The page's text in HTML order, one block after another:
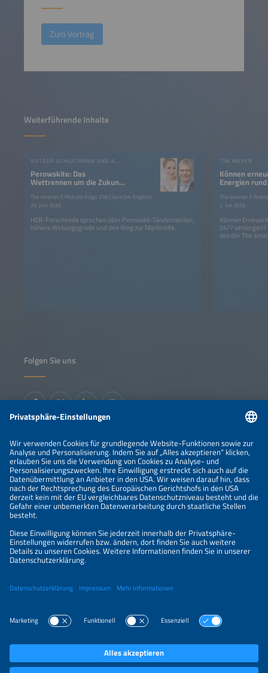
Zum Vortrag
Weiterführende Inhalte
RUTGER SCHLATMANN UND ANGELIKA HARTER
Perowskite: Das
Wettrennen um die Zukunft
The smarter E Podcast Folge 258 | Sprache: Englisch
25. Juni 2026
HZB-Forschende sprechen über Perowskit-Tandemzellen,
höhere Wirkungsgrade und den Weg zur Marktreife.
TIM MEYER
Können
Energien
Strom liefern?
The smarter E
2. Juli 2026
Können
24/7 versorgen?
von der The
Folgen Sie uns
Informationen
IMPRESSUM
KONTAKT
ÜBER UNS
VERANSTALTER
PREISÜBERSICHT
DATENSCHUTZERKLÄRUNG